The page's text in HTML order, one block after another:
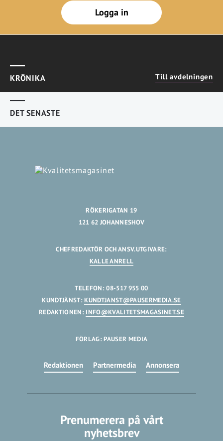
Logga in
KRÖNIKA Till avdelningen
DET SENASTE
RÖKERIGATAN 19
121 62 JOHANNESHOV
CHEFREDAKTÖR OCH ANSV.UTGIVARE:
KALLE ANRELL
TELEFON: 08-517 955 00
KUNDTJÄNST:KUNDTJANST@PAUSERMEDIA.SE
REDAKTIONEN: INFO@KVALITETSMAGASINET.SE
FÖRLAG: PAUSER MEDIA
Redaktionen Partnermedia Annonsera
Prenumerera på vårt
nyhetsbrev